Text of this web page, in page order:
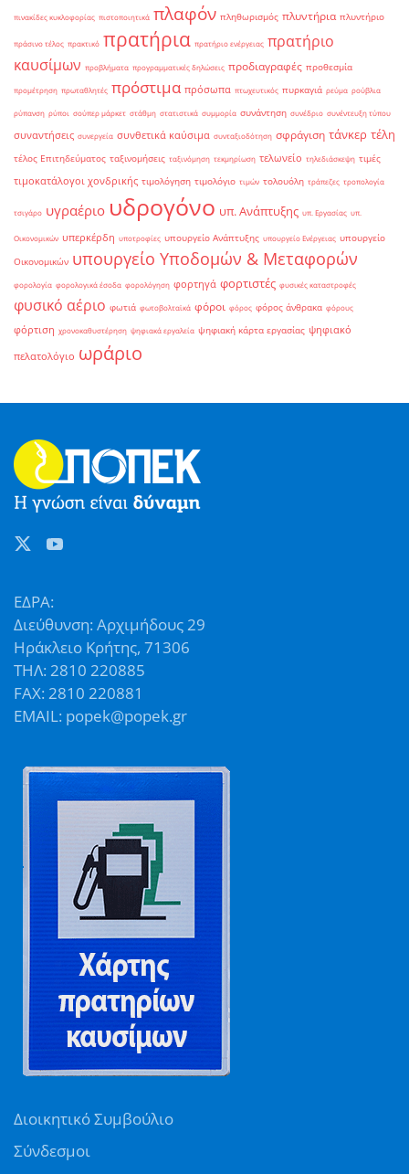
πινακίδες κυκλοφορίας πιστοποιητικά πλαφόν πληθωρισμός πλυντήρια πλυντήριο
πράσινο τέλος πρακτικό πρατήρια πρατήριο ενέργειας πρατήριο
καυσίμων προβλήματα προγραμματικές δηλώσεις προδιαγραφές προθεσμία
προμέτρηση πρωταθλητές πρόστιμα πρόσωπα πτωχευτικός πυρκαγιά ρεύμα ρούβλια
ρύπανση ρύποι σούπερ μάρκετ στάθμη στατιστικά συμμορία συνάντηση συνέδριο συνέντευξη τύπου
συναντήσεις συνεργεία συνθετικά καύσιμα συνταξιοδότηση σφράγιση τάνκερ τέλη
τέλος Επιτηδεύματος ταξινομήσεις ταξινόμηση τεκμηρίωση τελωνείο τηλεδιάσκεψη τιμές
τιμοκατάλογοι χονδρικής τιμολόγηση τιμολόγιο τιμών τολουόλη τράπεζες τροπολογία
τσιγάρο υγραέριο υδρογόνο υπ. Ανάπτυξης υπ. Εργασίας υπ.
Οικονομικών υπερκέρδη υποτροφίες υπουργείο Ανάπτυξης υπουργείο Ενέργειας υπουργείο
Οικονομικών υπουργείο Υποδομών & Μεταφορών
φορολογία φορολογικά έσοδα φορολόγηση φορτηγά φορτιστές φυσικές καταστροφές
φυσικό αέριο φωτιά φωτοβολταϊκά φόροι φόρος φόρος άνθρακα φόρους
φόρτιση χρονοκαθυστέρηση ψηφιακά εργαλεία ψηφιακή κάρτα εργασίας ψηφιακό
πελατολόγιο ωράριο
ΕΔΡΑ:
Διεύθυνση: Αρχιμήδους 29
Ηράκλειο Κρήτης, 71306
ΤΗΛ: 2810 220885
FAX: 2810 220881
EMAIL: popek@popek.gr
Διοικητικό Συμβούλιο
Σύνδεσμοι